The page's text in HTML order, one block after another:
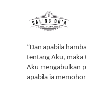
“Dan apabila
tentang Aku, maka
Aku mengabulkan
apabila ia